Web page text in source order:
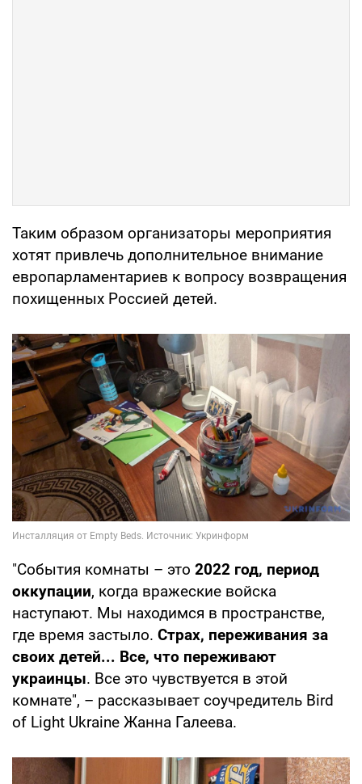
Таким образом организаторы мероприятия
хотят привлечь дополнительное внимание
европарламентариев к вопросу возвращения
похищенных Россией детей.
"События комнаты – это 2022 год, период
оккупации, когда вражеские войска
наступают. Мы находимся в пространстве,
где время застыло. Страх, переживания за
своих детей... Все, что переживают
украинцы. Все это чувствуется в этой
комнате", – рассказывает соучредитель Bird
of Light Ukraine Жанна Галеева.